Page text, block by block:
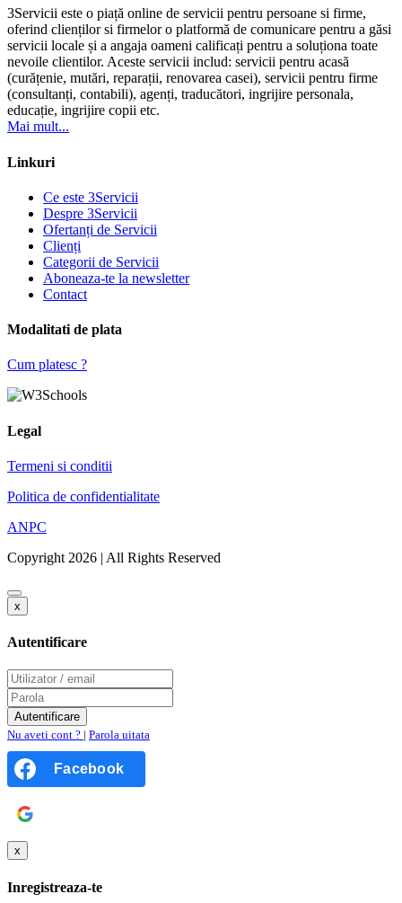
3Servicii este o piață online de servicii pentru persoane si firme,
oferind clienților si firmelor o platformă de comunicare pentru a găsi
servicii locale și a angaja oameni calificați pentru a soluționa toate
nevoile clientilor. Aceste servicii includ: servicii pentru acasă
(curățenie, mutări, reparații, renovarea casei), servicii pentru firme
(consultanți, contabili), agenți, traducători, ingrijire personala,
educație, ingrijire copii etc.
Mai mult...
Linkuri
Ce este 3Servicii
Despre 3Servicii
Ofertanți de Servicii
Clienți
Categorii de Servicii
Aboneaza-te la newsletter
Contact
Modalitati de plata
Cum platesc ?
Legal
Termeni si conditii
Politica de confidentialitate
ANPC
Copyright 2026 | All Rights Reserved
x
Autentificare
Nu aveti cont ? | Parola uitata
Facebook
x
Inregistreaza-te